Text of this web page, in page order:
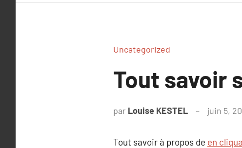
Uncategorized
Tout savoir
par Louise KESTEL juin 5,
Tout savoir à propos de en